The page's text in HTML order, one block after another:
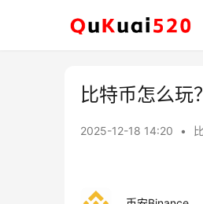
比特币怎么玩？
2025-12-18 14:20 •